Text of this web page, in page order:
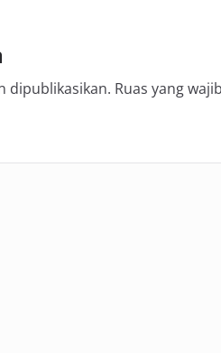
dipublikasikan. Ruas yang